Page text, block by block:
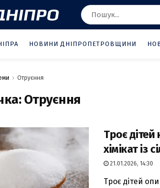
НОВИНИ ДНІПРОПЕТРОВЩИНИ
Отруєння
Отруєння
Троє дітей
хімікат із
21.01.2026, 14:30
Троє дітей